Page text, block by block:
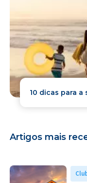
10 dicas para a
Artigos mais